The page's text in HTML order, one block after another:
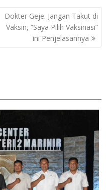
Dokter Geje: Jangan Takut di
Vaksin, “Saya Pilih Vaksinasi”
ini Penjelasannya